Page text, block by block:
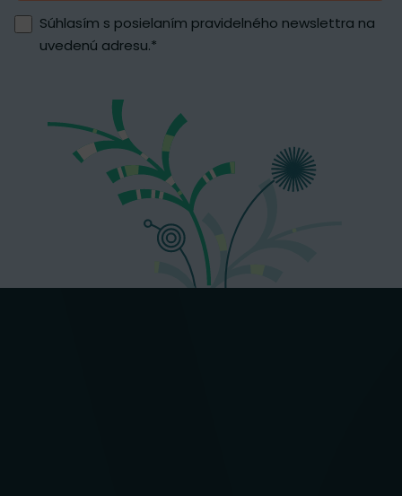
Súhlasím s posielaním pravidelného newslettra na
uvedenú adresu.*